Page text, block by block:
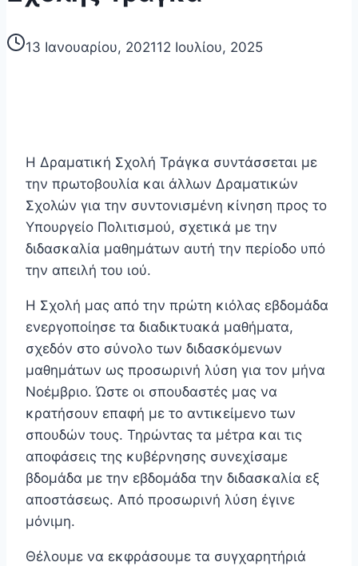
13 Ιανουαρίου, 202112 Ιουλίου, 2025
Η Δραματική Σχολή Τράγκα συντάσσεται με
την πρωτοβουλία και άλλων Δραματικών
Σχολών για την συντονισμένη κίνηση προς το
Υπουργείο Πολιτισμού, σχετικά με την
διδασκαλία μαθημάτων αυτή την περίοδο υπό
την απειλή του ιού.
Η Σχολή μας από την πρώτη κιόλας εβδομάδα
ενεργοποίησε τα διαδικτυακά μαθήματα,
σχεδόν στο σύνολο των διδασκόμενων
μαθημάτων ως προσωρινή λύση για τον μήνα
Νοέμβριο. Ώστε οι σπουδαστές μας να
κρατήσουν επαφή με το αντικείμενο των
σπουδών τους. Τηρώντας τα μέτρα και τις
αποφάσεις της κυβέρνησης συνεχίσαμε
βδομάδα με την εβδομάδα την διδασκαλία εξ
αποστάσεως. Από προσωρινή λύση έγινε
μόνιμη.
Θέλουμε να εκφράσουμε τα συγχαρητήριά